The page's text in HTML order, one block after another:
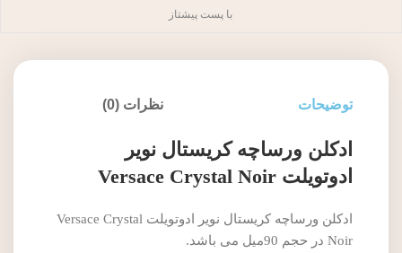
با پست پیشتاز
توضیحات نظرات (0)
ادکلن ورساچه کریستال نویر
ادوتویلت Versace Crystal Noir
ادکلن ورساچه کریستال نویر ادوتویلت Versace Crystal
Noir در حجم 90میل می باشد.